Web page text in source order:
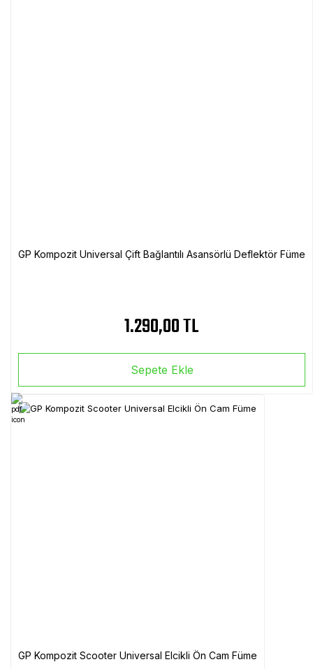
GP Kompozit Universal Çift Bağlantılı Asansörlü Deflektör Füme
1.290,00 TL
Sepete Ekle
GP Kompozit Scooter Universal Elcikli Ön Cam Füme